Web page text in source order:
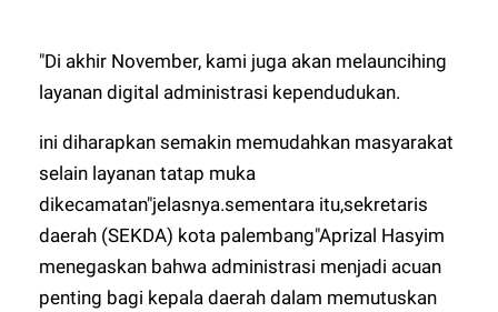
"Di akhir November, kami juga akan melauncihing
layanan digital administrasi kependudukan.
ini diharapkan semakin memudahkan masyarakat
selain layanan tatap muka
dikecamatan"jelasnya.sementara itu,sekretaris
daerah (SEKDA) kota palembang"Aprizal Hasyim
menegaskan bahwa administrasi menjadi acuan
penting bagi kepala daerah dalam memutuskan